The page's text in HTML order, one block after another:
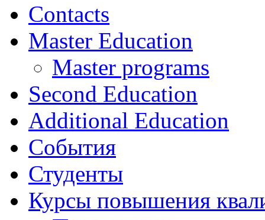
Contacts
Master Education
Master programs
Second Education
Additional Education
События
Студенты
Курсы повышения